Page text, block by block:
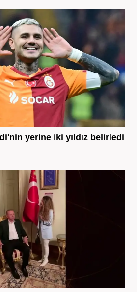
yerine iki yıldız belirledi